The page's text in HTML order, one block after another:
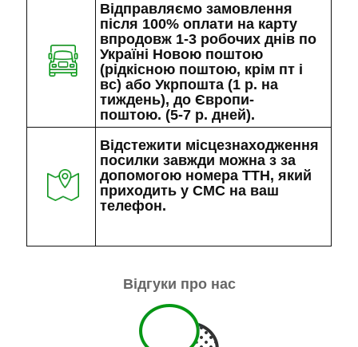
Відправляємо замовлення
після 100% оплати на карту
впродовж 1-3 робочих днів по
Україні Новою поштою
(рідкісною поштою, крім пт і
вс) або Укрпошта (1 р. на
тиждень), до Європи-
поштою. (5-7 р. дней).
Відстежити місцезнаходження
посилки завжди можна з за
допомогою номера ТТН, який
приходить у СМС на ваш
телефон.
Відгуки про нас